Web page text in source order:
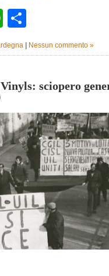
WhatsApp
Nessun commento »
sciopero